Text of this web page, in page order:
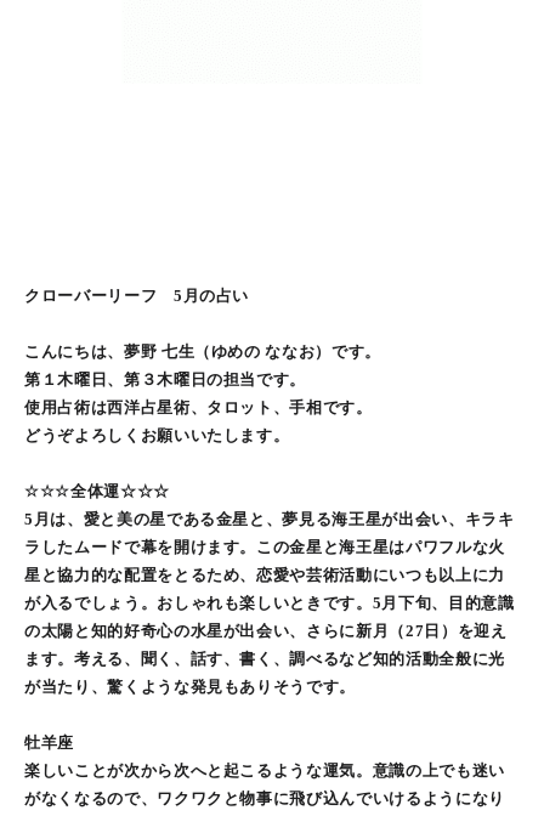
クローバーリーフ 5月の占い
こんにちは、夢野 七生（ゆめの ななお）です。
第１木曜日、第３木曜日の担当です。
使用占術は西洋占星術、タロット、手相です。
どうぞよろしくお願いいたします。
☆☆☆全体運☆☆☆
5月は、愛と美の星である金星と、夢見る海王星が出会い、キラキ
ラしたムードで幕を開けます。この金星と海王星はパワフルな火
星と協力的な配置をとるため、恋愛や芸術活動にいつも以上に力
が入るでしょう。おしゃれも楽しいときです。5月下旬、目的意識
の太陽と知的好奇心の水星が出会い、さらに新月（27日）を迎え
ます。考える、聞く、話す、書く、調べるなど知的活動全般に光
が当たり、驚くような発見もありそうです。
牡羊座
楽しいことが次から次へと起こるような運気。意識の上でも迷い
がなくなるので、ワクワクと物事に飛び込んでいけるようになり